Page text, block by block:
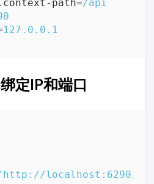
path=/api
127.0.0.1
定IP和端口
localhost:6290/